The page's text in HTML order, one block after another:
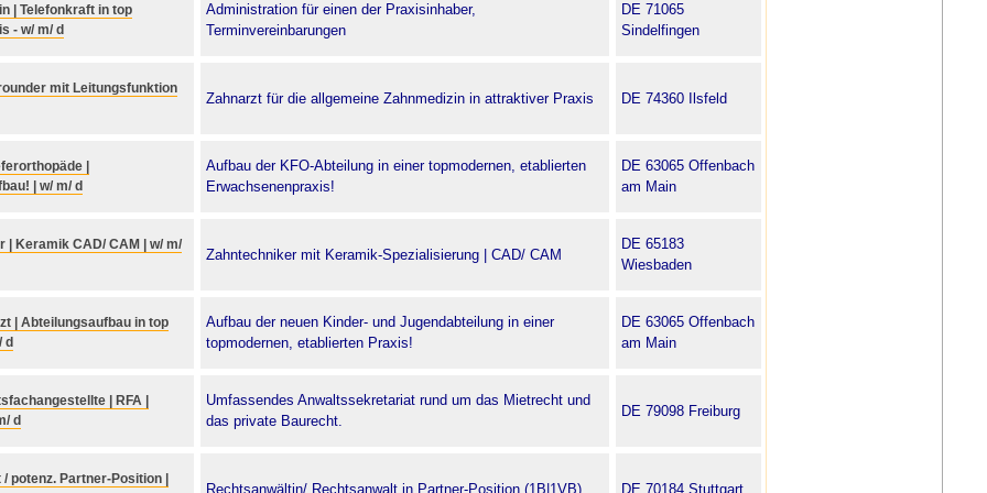
| Telefonkraft in top
- w/ m/ d
Administration für einen der Praxisinhaber,
Terminvereinbarungen
DE 71065
Sindelfingen
mit Leitungsfunktion
Zahnarzt für die allgemeine Zahnmedizin in attraktiver Praxis DE 74360 Ilsfeld
|
| w/ m/ d
Aufbau der KFO-Abteilung in einer topmodernen, etablierten
Erwachsenenpraxis!
DE 63065 Offenbach
am Main
| Keramik CAD/ CAM | w/ m/
Zahntechniker mit Keramik-Spezialisierung | CAD/ CAM
DE 65183
Wiesbaden
| Abteilungsaufbau in top
d
Aufbau der neuen Kinder- und Jugendabteilung in einer
topmodernen, etablierten Praxis!
DE 63065 Offenbach
am Main
| RFA |
d
Umfassendes Anwaltssekretariat rund um das Mietrecht und
das private Baurecht.
DE 79098 Freiburg
potenz. Partner-Position |
Rechtsanwältin/ Rechtsanwalt in Partner-Position (1B|1VB) DE 70184 Stuttgart